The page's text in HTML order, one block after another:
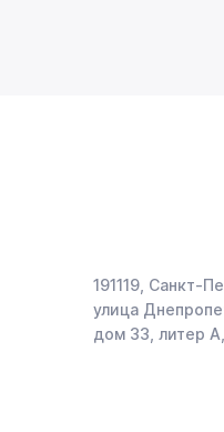
191119, Санкт-
улица
дом 33, литер